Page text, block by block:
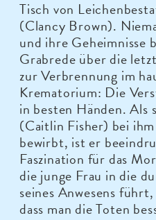
Tisch von
(Clancy Brown).
und ihre Geheimnisse
Grabrede über die
zur Verbrennung im
Krematorium: Die
in besten Händen. Als
(Caitlin Fisher) bei
bewirbt, ist er
Faszination für das
die junge Frau in die
seines Anwesens
dass man die Toten